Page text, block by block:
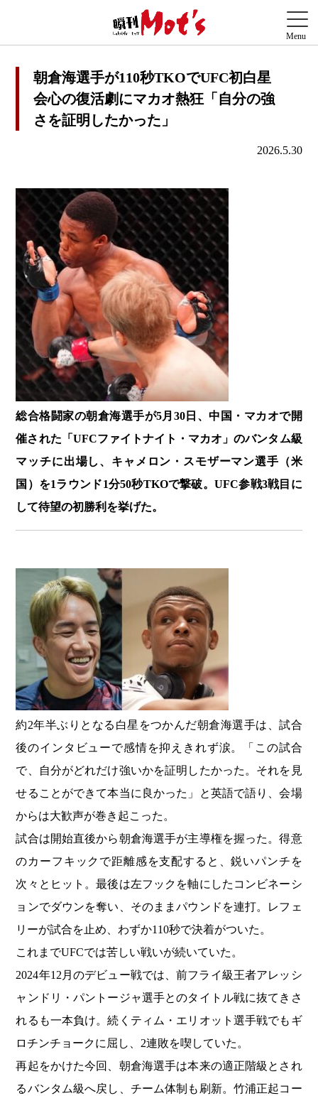
朝倉海選手が110秒TKOでUFC初白星
会心の復活劇にマカオ熱狂「自分の強
さを証明したかった」
2026.5.30
総合格闘家の朝倉海選手が5月30日、中国・マカオで開
催された「UFCファイトナイト・マカオ」のバンタム級
マッチに出場し、キャメロン・スモザーマン選手（米
国）を1ラウンド1分50秒TKOで撃破。UFC参戦3戦目に
して待望の初勝利を挙げた。
約2年半ぶりとなる白星をつかんだ朝倉海選手は、試合
後のインタビューで感情を抑えきれず涙。「この試合
で、自分がどれだけ強いかを証明したかった。それを見
せることができて本当に良かった」と英語で語り、会場
からは大歓声が巻き起こった。
試合は開始直後から朝倉海選手が主導権を握った。得意
のカーフキックで距離感を支配すると、鋭いパンチを
次々とヒット。最後は左フックを軸にしたコンビネーシ
ョンでダウンを奪い、そのままパウンドを連打。レフェ
リーが試合を止め、わずか110秒で決着がついた。
これまでUFCでは苦しい戦いが続いていた。
2024年12月のデビュー戦では、前フライ級王者アレッシ
ャンドリ・パントージャ選手とのタイトル戦に抜てきさ
れるも一本負け。続くティム・エリオット選手戦でもギ
ロチンチョークに屈し、2連敗を喫していた。
再起をかけた今回、朝倉海選手は本来の適正階級とされ
るバンタム級へ戻し、チーム体制も刷新。竹浦正起コー